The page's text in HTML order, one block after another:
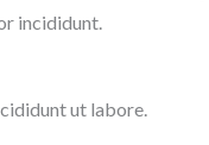
incididunt.
ut labore.